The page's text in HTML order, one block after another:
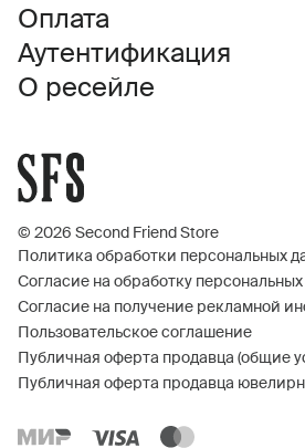
Оплата
Аутентификация
О ресейле
© 2026 Second Friend Store
Политика обработки персональных
Согласие на обработку
Согласие на получение рекламной
Пользовательское соглашение
Публичная оферта продавца (общие
Публичная оферта продавца